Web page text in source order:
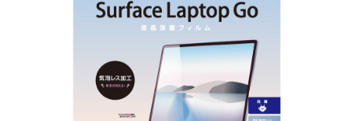
ピタっと吸着、キレイをキープ。